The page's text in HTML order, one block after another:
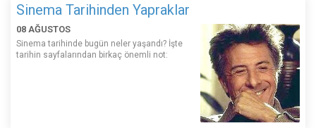
Sinema Tarihinden Yapraklar
08 AĞUSTOS
Sinema tarihinde bugün neler yaşandı? İşte
tarihin sayfalarından birkaç önemli not: